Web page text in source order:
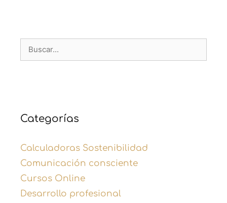
Categorías
Calculadoras Sostenibilidad
Comunicación consciente
Cursos Online
Desarrollo profesional